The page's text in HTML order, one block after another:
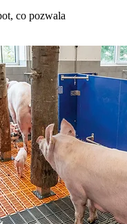
co pozwala